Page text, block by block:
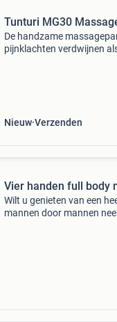
Tunturi MG30
De handzame
pijnklachten verdwijnen
Nieuw Verzenden
Vier handen full body
Wilt u genieten van een
mannen door mannen